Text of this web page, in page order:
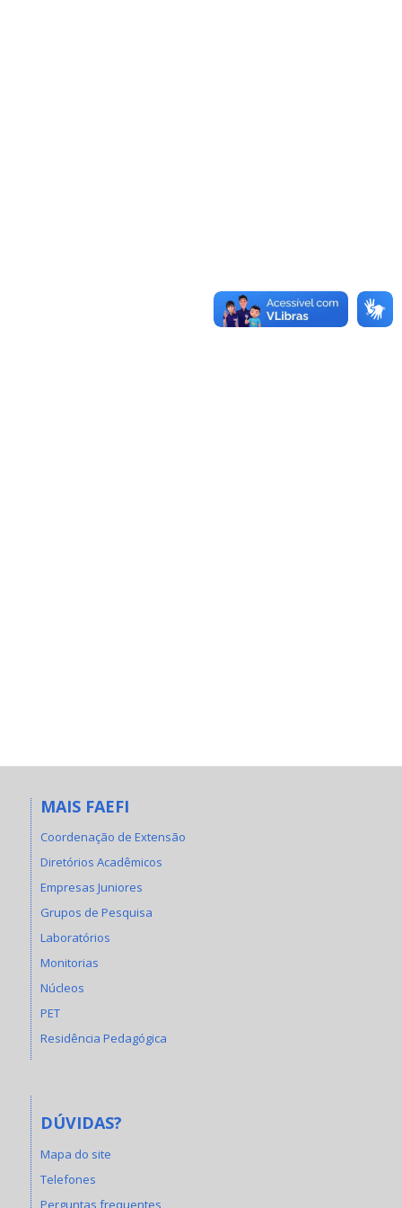
MAIS FAEFI
Coordenação de Extensão
Diretórios Acadêmicos
Empresas Juniores
Grupos de Pesquisa
Laboratórios
Monitorias
Núcleos
PET
Residência Pedagógica
DÚVIDAS?
Mapa do site
Telefones
Perguntas frequentes